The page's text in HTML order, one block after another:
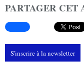
PARTAGER CET
S'inscrire à la newsletter